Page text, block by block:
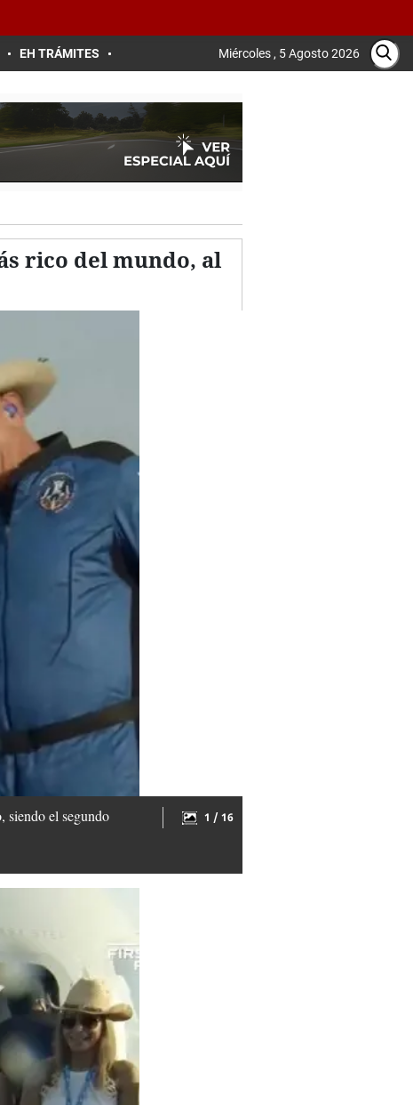
EH TRÁMITES Miércoles , 5 Agosto 2026
rico del mundo, al
siendo el segundo
1 / 16